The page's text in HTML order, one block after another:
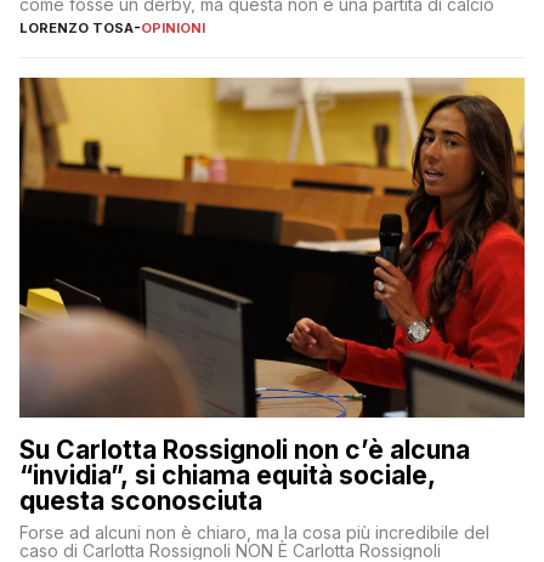
LORENZO TOSA-OPINIONI
Su Carlotta Rossignoli non c’è alcuna
“invidia”, si chiama equità sociale,
questa sconosciuta
Forse ad alcuni non è chiaro, ma la cosa più incredibile del
caso di Carlotta Rossignoli NON È Carlotta Rossignoli